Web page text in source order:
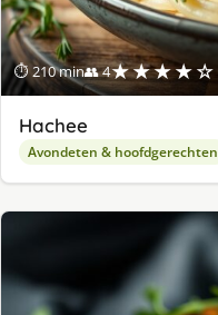
⏱ 210 min👥 4★★★★☆
Hachee
Avondeten & hoofdgerechten